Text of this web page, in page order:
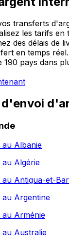
transferts
les tarifs en
des délais de
en temps
pays dans
au Albanie
au Algérie
au Antigua-et-
au Argentine
au Arménie
au Australie